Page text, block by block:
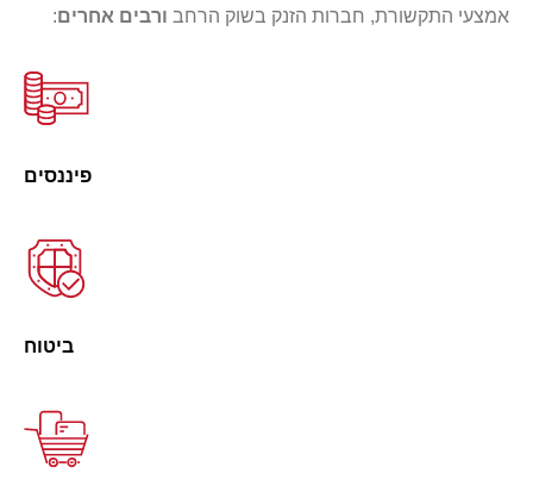
אמצעי התקשורת, חברות הזנק בשוק הרחב ורבים אחרים:
פיננסים
ביטוח